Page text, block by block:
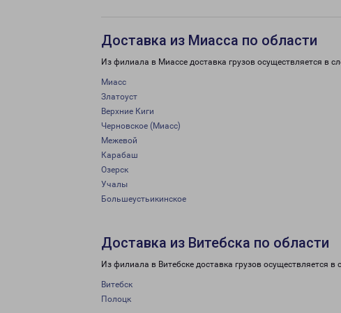
Доставка из Миасса по области
Из филиала в Миассе доставка грузов осуществляется в
Миасс
Златоуст
Верхние Киги
Черновское (Миасс)
Межевой
Карабаш
Озерск
Учалы
Большеустьикинское
Доставка из Витебска по области
Из филиала в Витебске доставка грузов осуществляется в
Витебск
Полоцк